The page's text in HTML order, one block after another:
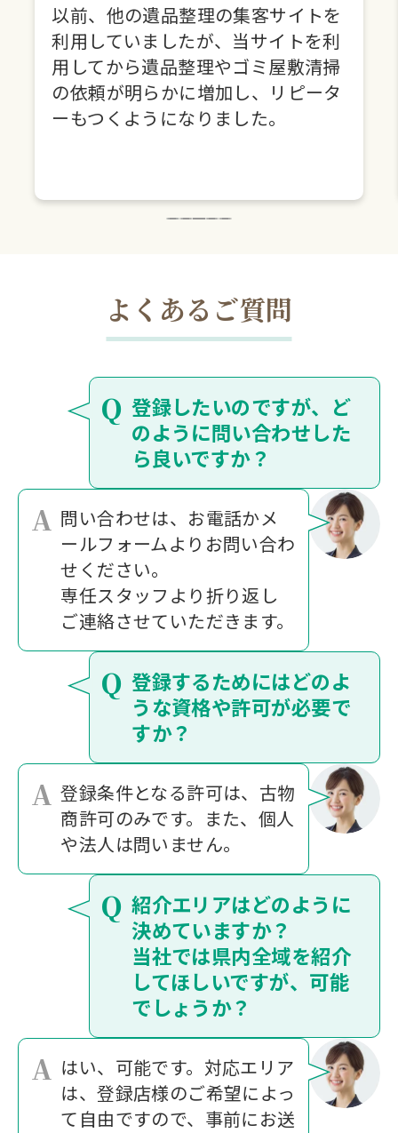
以前、他の遺品整理の集客サイトを
利用していましたが、当サイトを利
用してから遺品整理やゴミ屋敷清掃
の依頼が明らかに増加し、リピータ
ーもつくようになりました。
よくあるご質問
Q 登録したいのですが、ど
のように問い合わせした
ら良いですか？
A 問い合わせは、お電話かメ
ールフォームよりお問い合わ
せください。
専任スタッフより折り返し
ご連絡させていただきます。
Q 登録するためにはどのよ
うな資格や許可が必要で
すか？
A 登録条件となる許可は、古物
商許可のみです。また、個人
や法人は問いません。
Q 紹介エリアはどのように
決めていますか？
当社では県内全域を紹介
してほしいですが、可能
でしょうか？
A はい、可能です。対応エリア
は、登録店様のご希望によっ
て自由ですので、事前にお送